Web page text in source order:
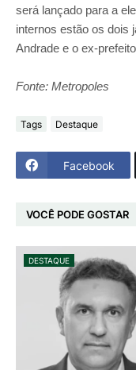
será lançado para a
internos estão os dois
Andrade e o ex-
Fonte: Metropoles
Tags Destaque
Facebook
VOCÊ PODE GOSTAR
DESTAQUE